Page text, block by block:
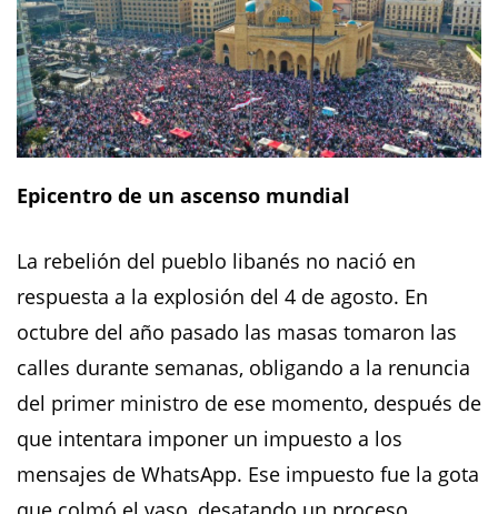
Epicentro de un ascenso mundial
La rebelión del pueblo libanés no nació en
respuesta a la explosión del 4 de agosto. En
octubre del año pasado las masas tomaron las
calles durante semanas, obligando a la renuncia
del primer ministro de ese momento, después de
que intentara imponer un impuesto a los
mensajes de WhatsApp. Ese impuesto fue la gota